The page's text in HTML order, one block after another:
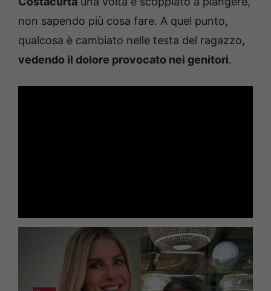
non sapendo più cosa fare. A quel punto,
qualcosa è cambiato nelle testa del ragazzo,
vedendo il dolore provocato nei genitori.